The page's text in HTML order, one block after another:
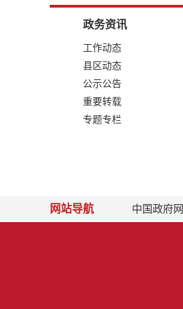
政务资讯
工作动态
县区动态
公示公告
重要转载
专题专栏
网站导航 中国政府网